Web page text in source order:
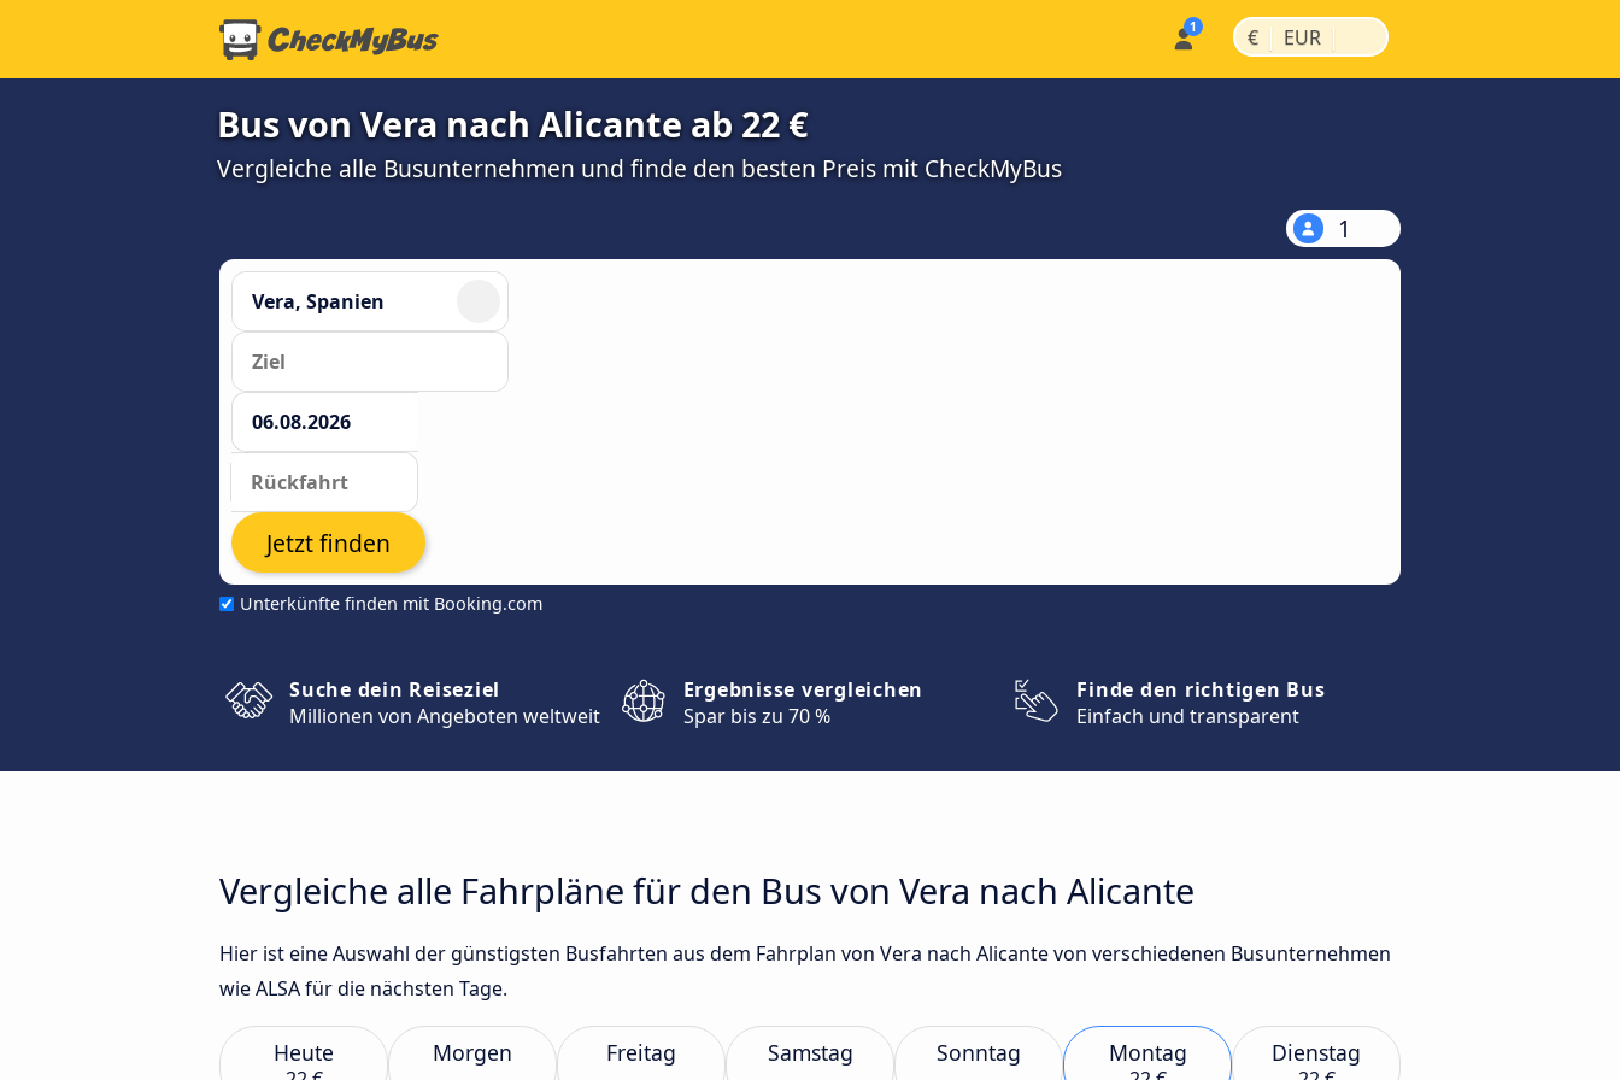
€ | EUR |
Bus von Vera nach Alicante ab 22 €
Vergleiche alle Busunternehmen und finde den besten Preis mit CheckMyBus
1
Unterkünfte finden mit Booking.com
Jetzt finden
Suche dein Reiseziel
Millionen von Angeboten weltweit
Ergebnisse vergleichen
Spar bis zu 70 %
Finde den richtigen Bus
Einfach und transparent
Vergleiche alle Fahrpläne für den Bus von Vera nach Alicante
Hier ist eine Auswahl der günstigsten Busfahrten aus dem Fahrplan von Vera nach Alicante von verschiedenen Busunternehmen
wie ALSA für die nächsten Tage.
Heute Morgen Freitag Samstag Sonntag Montag Dienstag